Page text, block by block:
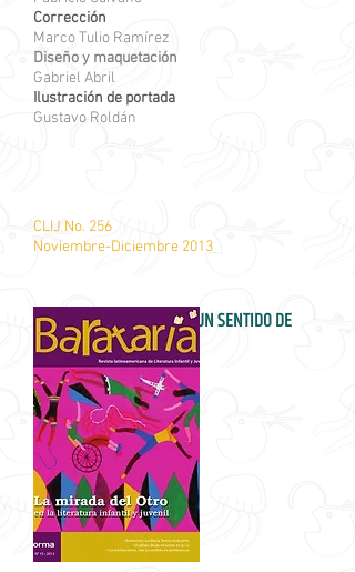
Corrección
Marco Tulio Ramírez
Diseño y maquetación
Gabriel Abril
Ilustración de portada
Gustavo Roldán
CLIJ No. 256
Noviembre-Diciembre 2013
LOS ADOLESCENTES,TRAS UN SENTIDO DE
PERTENENCIA
Barataria No. 15
Norma, 2013